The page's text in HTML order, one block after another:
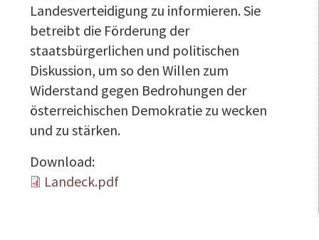
Landesverteidigung zu informieren. Sie
betreibt die Förderung der
staatsbürgerlichen und politischen
Diskussion, um so den Willen zum
Widerstand gegen Bedrohungen der
österreichischen Demokratie zu wecken
und zu stärken.
Download:
Landeck.pdf